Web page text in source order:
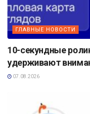
ГЛАВНЫЕ НОВОСТИ
10-секундные
удерживают
07.08.2026